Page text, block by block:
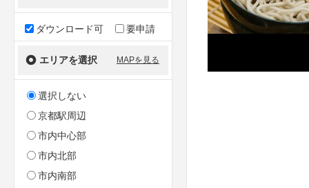
ダウンロード可 要申請
エリアを選択 MAPを見る
選択しない
京都駅周辺
市内中心部
市内北部
市内南部